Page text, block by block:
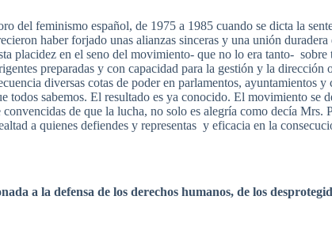
del feminismo español, de 1975 a 1985 cuando se dicta la
haber forjado unas alianzas sinceras y una unión
placidez en el seno del movimiento- que no lo era tanto-
preparadas y con capacidad para la gestión y la
diversas cotas de poder en parlamentos, ayuntamientos y
sabemos. El resultado es ya conocido. El movimiento se
de que la lucha, no solo es alegría como decía Mrs.
a quienes defiendes y representas y eficacia en la
a la defensa de los derechos humanos, de los